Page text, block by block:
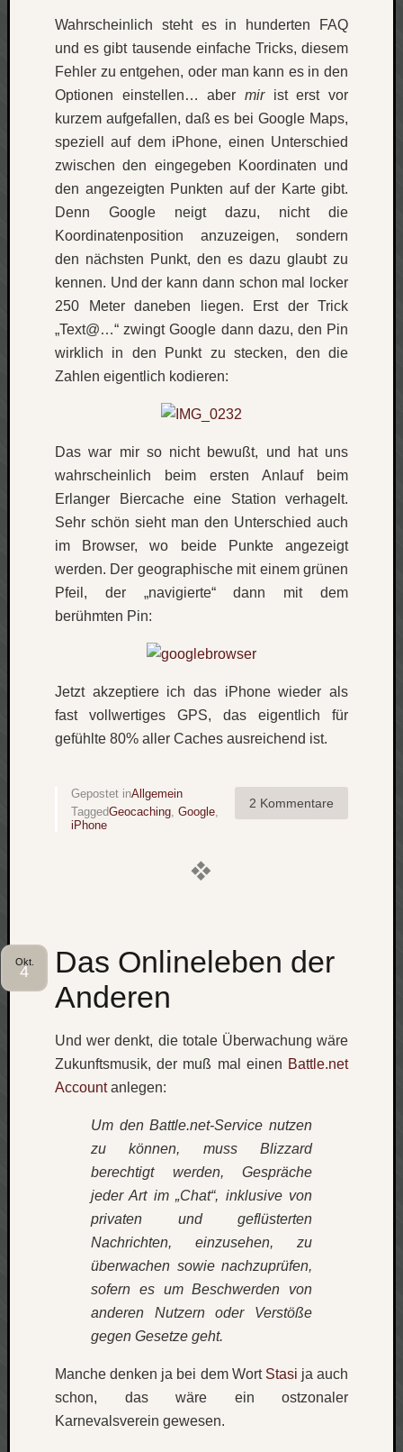
Wahrscheinlich steht es in hunderten FAQ
und es gibt tausende einfache Tricks, diesem
Fehler zu entgehen, oder man kann es in den
Optionen einstellen… aber mirist erst vor
kurzem aufgefallen, daß es bei Google Maps,
speziell auf dem iPhone, einen Unterschied
zwischen den eingegeben Koordinaten und
den angezeigten Punkten auf der Karte gibt.
Denn Google neigt dazu, nicht die
Koordinatenposition anzuzeigen, sondern
den nächsten Punkt, den es dazu glaubt zu
kennen. Und der kann dann schon mal locker
250 Meter daneben liegen. Erst der Trick
„Text@…“ zwingt Google dann dazu, den Pin
wirklich in den Punkt zu stecken, den die
Zahlen eigentlich kodieren:
Das war mir so nicht bewußt, und hat uns
wahrscheinlich beim ersten Anlauf beim
Erlanger Biercache eine Station verhagelt.
Sehr schön sieht man den Unterschied auch
im Browser, wo beide Punkte angezeigt
werden. Der geographische mit einem grünen
Pfeil, der „navigierte“ dann mit dem
berühmten Pin:
Jetzt akzeptiere ich das iPhone wieder als
fast vollwertiges GPS, das eigentlich für
gefühlte 80% aller Caches ausreichend ist.
2 Kommentare
Gepostet inAllgemein
TaggedGeocaching, Google,
iPhone
Das Onlineleben der
Anderen
Okt.
4
Und wer denkt, die totale Überwachung wäre
Zukunftsmusik, der muß mal einen Battle.net
Accountanlegen:
Um den Battle.net-Service nutzen
zu können, muss Blizzard
berechtigt werden, Gespräche
jeder Art im „Chat“, inklusive von
privaten und geflüsterten
Nachrichten, einzusehen, zu
überwachen sowie nachzuprüfen,
sofern es um Beschwerden von
anderen Nutzern oder Verstöße
gegen Gesetze geht.
Manche denken ja bei dem Wort Stasi ja auch
schon, das wäre ein ostzonaler
Karnevalsverein gewesen.